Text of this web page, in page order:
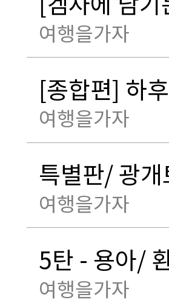
여행을가자
[종합편] 하
여행을가자
특별판/ 광
여행을가자
5탄 - 용아/
여행을가자